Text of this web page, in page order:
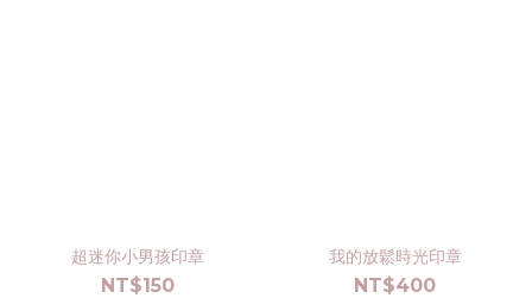
超迷你小男孩印章
NT$150
我的放鬆時光印章
NT$400